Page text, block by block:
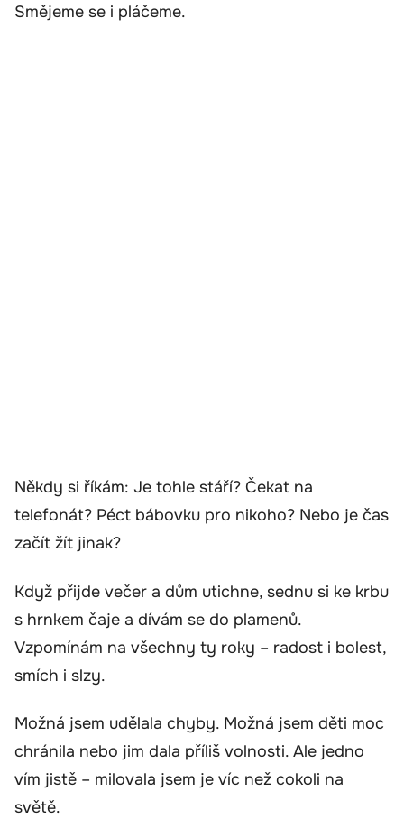
Smějeme se i pláčeme.
Někdy si říkám: Je tohle stáří? Čekat na
telefonát? Péct bábovku pro nikoho? Nebo je čas
začít žít jinak?
Když přijde večer a dům utichne, sednu si ke krbu
s hrnkem čaje a dívám se do plamenů.
Vzpomínám na všechny ty roky – radost i bolest,
smích i slzy.
Možná jsem udělala chyby. Možná jsem děti moc
chránila nebo jim dala příliš volnosti. Ale jedno
vím jistě – milovala jsem je víc než cokoli na
světě.